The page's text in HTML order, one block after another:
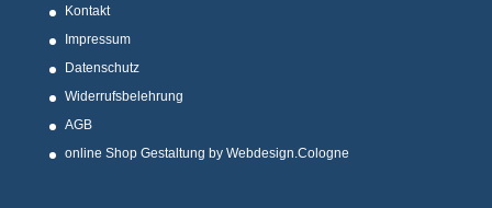
Kontakt
Impressum
Datenschutz
Widerrufsbelehrung
AGB
online Shop Gestaltung by Webdesign.Cologne